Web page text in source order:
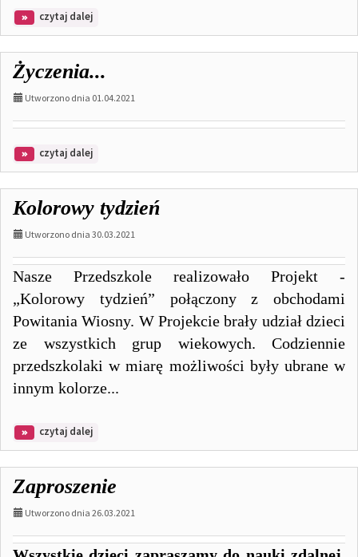
czytaj dalej
„PISANKA
Życzenia...
Utworzono dnia 01.04.2021
czytaj dalej
Kolorowy tydzień
Utworzono dnia 30.03.2021
Nasze Przedszkole realizowało Projekt -
„Kolorowy tydzień” połączony z obchodami
Powitania Wiosny. W Projekcie brały udział dzieci
ze wszystkich grup wiekowych. Codziennie
przedszkolaki w miarę możliwości były ubrane w
innym kolorze...
czytaj dalej
Zaproszenie
Utworzono dnia 26.03.2021